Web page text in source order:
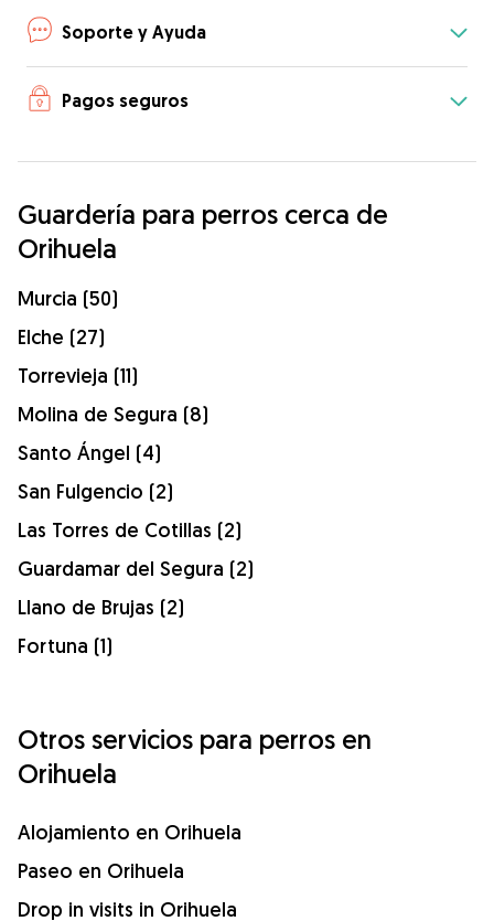
Soporte y Ayuda
Pagos seguros
Guardería para perros cerca de
Orihuela
Murcia (50)
Elche (27)
Torrevieja (11)
Molina de Segura (8)
Santo Ángel (4)
San Fulgencio (2)
Las Torres de Cotillas (2)
Guardamar del Segura (2)
Llano de Brujas (2)
Fortuna (1)
Otros servicios para perros en
Orihuela
Alojamiento en Orihuela
Paseo en Orihuela
Drop in visits in Orihuela